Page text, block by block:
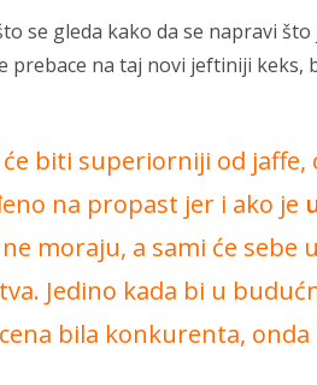
se gleda kako da se napravi
prebace na taj novi jeftiniji keks,
biti superiorniji od jaffe,
na propast jer i ako je
moraju, a sami će sebe
Jedino kada bi u
bila konkurenta,